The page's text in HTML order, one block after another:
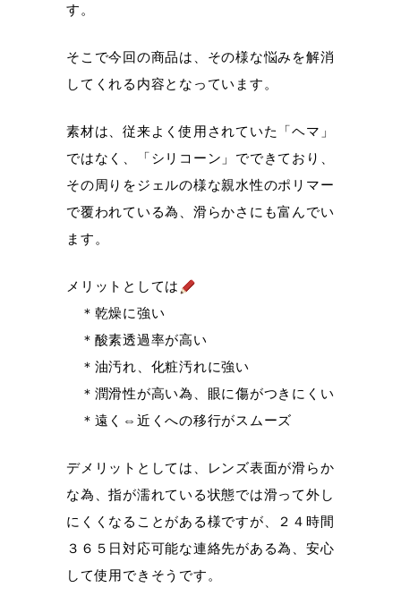
す。
そこで今回の商品は、その様な悩みを解消
してくれる内容となっています。
素材は、従来よく使用されていた「ヘマ」
ではなく、「シリコーン」でできており、
その周りをジェルの様な親水性のポリマー
で覆われている為、滑らかさにも富んでい
ます。
メリットとしては
＊乾燥に強い
＊酸素透過率が高い
＊油汚れ、化粧汚れに強い
＊潤滑性が高い為、眼に傷がつきにくい
＊遠く⇔近くへの移行がスムーズ
デメリットとしては、レンズ表面が滑らか
な為、指が濡れている状態では滑って外し
にくくなることがある様ですが、２４時間
３６５日対応可能な連絡先がある為、安心
して使用できそうです。